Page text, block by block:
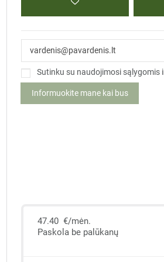
Sutinku su naudojimosi sąlygomis